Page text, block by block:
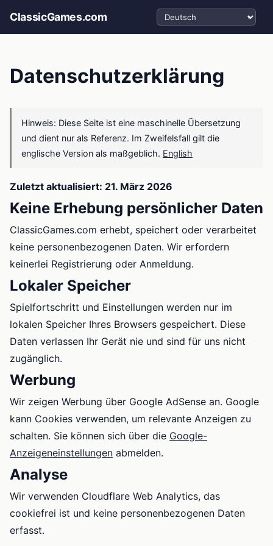
ClassicGames.com Sprache auswählen
Datenschutzerklärung
Hinweis: Diese Seite ist eine maschinelle Übersetzung
und dient nur als Referenz. Im Zweifelsfall gilt die
englische Version als maßgeblich. English
Zuletzt aktualisiert: 21. März 2026
Keine Erhebung persönlicher Daten
ClassicGames.com erhebt, speichert oder verarbeitet
keine personenbezogenen Daten. Wir erfordern
keinerlei Registrierung oder Anmeldung.
Lokaler Speicher
Spielfortschritt und Einstellungen werden nur im
lokalen Speicher Ihres Browsers gespeichert. Diese
Daten verlassen Ihr Gerät nie und sind für uns nicht
zugänglich.
Werbung
Wir zeigen Werbung über Google AdSense an. Google
kann Cookies verwenden, um relevante Anzeigen zu
schalten. Sie können sich über die Google-
Anzeigeneinstellungen abmelden.
Analyse
Wir verwenden Cloudflare Web Analytics, das
cookiefrei ist und keine personenbezogenen Daten
erfasst.